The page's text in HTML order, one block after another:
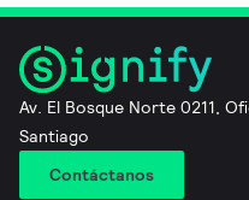
Av. El Bosque Norte 0211,
Santiago
Contáctanos